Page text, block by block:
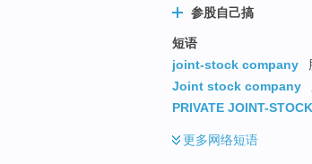
参股自己搞
短语
joint-stock company
Joint stock company
PRIVATE JOINT-
更多网络短语